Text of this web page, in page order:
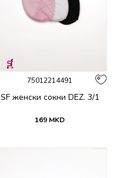
75012214491
SF женски сокни DEZ. 3/1
169 MKD